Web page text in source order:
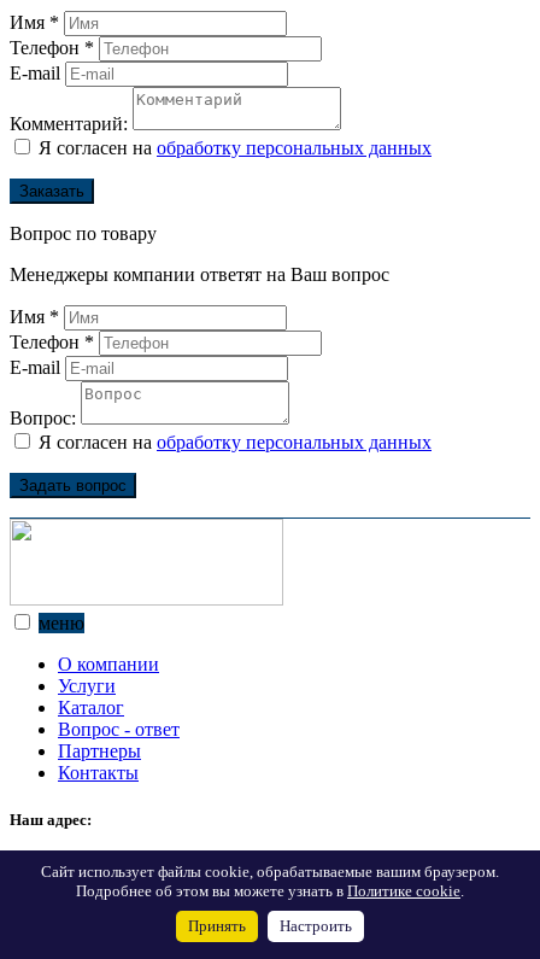
Имя *
Телефон *
E-mail
Комментарий:
Я согласен на обработку персональных данных
Заказать
Вопрос по товару
Менеджеры компании ответят на Ваш вопрос
Имя *
Телефон *
E-mail
Вопрос:
Я согласен на обработку персональных данных
Задать вопрос
меню
О компании
Услуги
Каталог
Вопрос - ответ
Партнеры
Контакты
Наш адрес:
г. Екатеринбург, ул. Ткачей, 23, офис 1302
Сайт использует файлы cookie, обрабатываемые вашим браузером.
Подробнее об этом вы можете узнать в Политике cookie.
Принять Настроить